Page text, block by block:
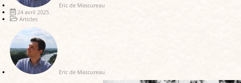
Eric de Mascureau
24 avril 2025
Articles
Eric de Mascureau